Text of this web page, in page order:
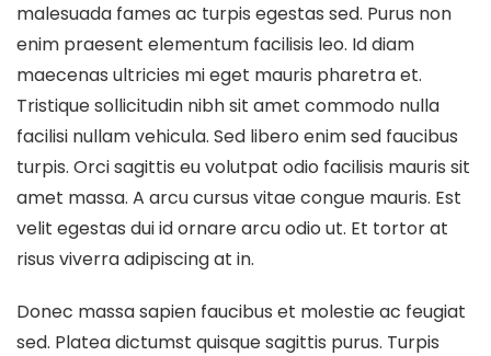
malesuada fames ac turpis egestas sed. Purus non
enim praesent elementum facilisis leo. Id diam
maecenas ultricies mi eget mauris pharetra et.
Tristique sollicitudin nibh sit amet commodo nulla
facilisi nullam vehicula. Sed libero enim sed faucibus
turpis. Orci sagittis eu volutpat odio facilisis mauris sit
amet massa. A arcu cursus vitae congue mauris. Est
velit egestas dui id ornare arcu odio ut. Et tortor at
risus viverra adipiscing at in.
Donec massa sapien faucibus et molestie ac feugiat
sed. Platea dictumst quisque sagittis purus. Turpis